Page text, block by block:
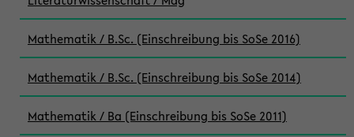
Mathematik / B.Sc. (Einschreibung bis SoSe 2016)
Mathematik / B.Sc. (Einschreibung bis SoSe 2014)
Mathematik / Ba (Einschreibung bis SoSe 2011)